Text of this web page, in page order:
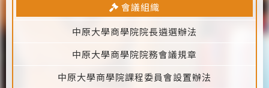
會議組織
中原大學商學院院長遴選辦法
中原大學商學院院務會議規章
中原大學商學院課程委員會設置辦法